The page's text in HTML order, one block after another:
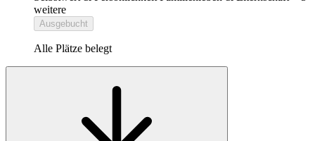
weitere
Ausgebucht
Alle Plätze belegt